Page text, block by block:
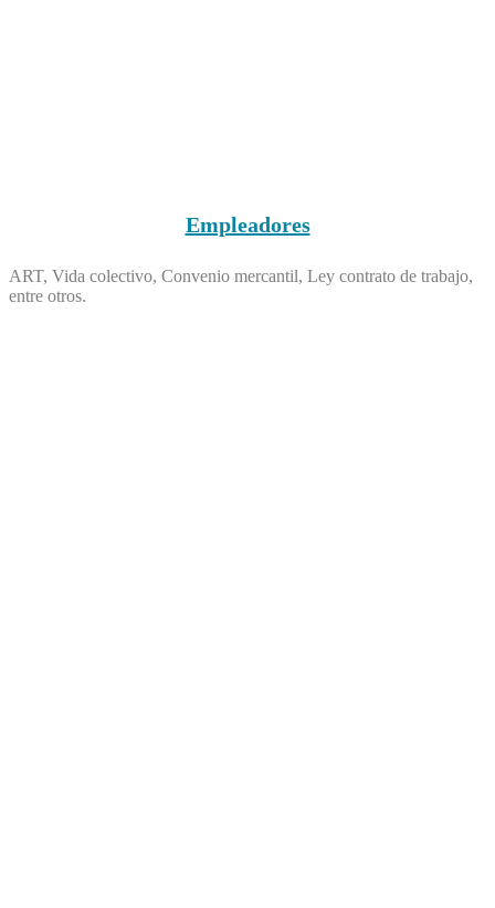
Empleadores
ART, Vida colectivo, Convenio mercantil, Ley contrato de trabajo,
entre otros.